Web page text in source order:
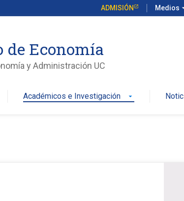
ADMISIÓN Medios
Economía
y Administración UC
Académicos e Investigación arrow_drop_down